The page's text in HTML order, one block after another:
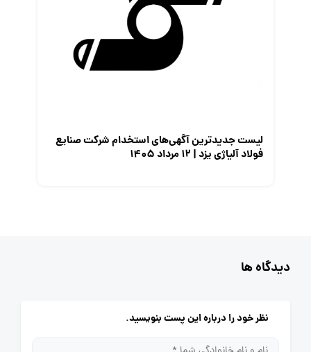
لیست جدیدترین آگهی‌های استخدام شرکت صنایع
فولاد آلیاژی یزد | ۱۲ مرداد ۱۴۰۵
دیدگاه ها
نظر خود را درباره این پست بنویسید.